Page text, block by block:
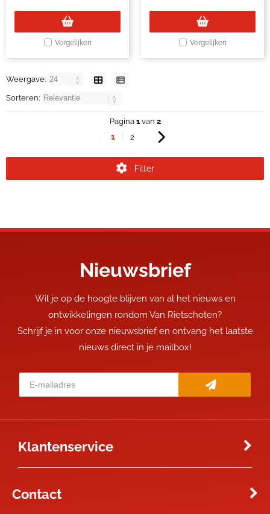
Vergelijken Vergelijken
Weergave:
Sorteren:
Pagina 1van 2
1 2
Filter
Nieuwsbrief
Wil je op de hoogte blijven van al het nieuws en
ontwikkelingen rondom Van Rietschoten?
Schrijf je in voor onze nieuwsbrief en ontvang het laatste
nieuws direct in je mailbox!
Klantenservice
Contact